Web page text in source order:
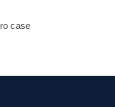
case